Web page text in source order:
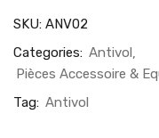
SKU: ANV02
Categories: Antivol
Pièces Accessoire &
Tag: Antivol